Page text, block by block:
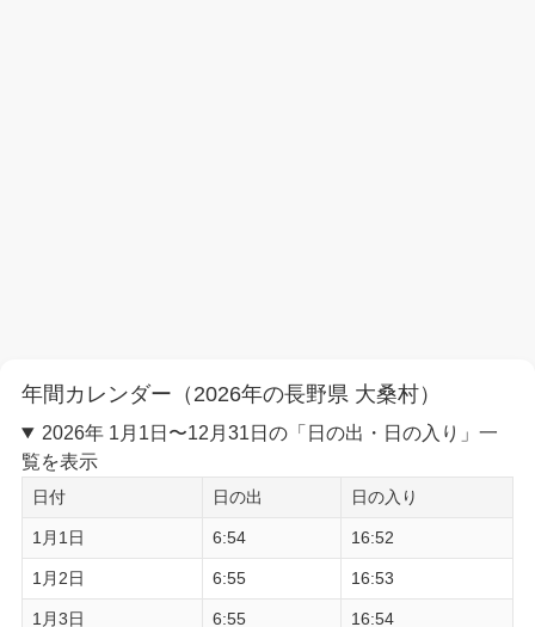
年間カレンダー（2026年の長野県 大桑村）
2026年 1月1日〜12月31日の「日の出・日の入り」一
覧を表示
日付 日の出 日の入り
1月1日 6:54 16:52
1月2日 6:55 16:53
1月3日 6:55 16:54